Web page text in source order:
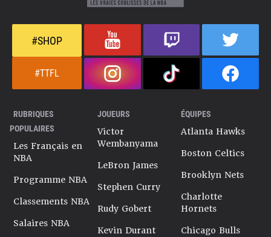
#SHOP
#TTFL
RUBRIQUES
POPULAIRES
Les Français en
NBA
Programme NBA
Classements NBA
Salaires NBA
JOUEURS
Victor
Wembanyama
LeBron James
Stephen Curry
Rudy Gobert
Kevin Durant
ÉQUIPES
Atlanta Hawks
Boston Celtics
Brooklyn Nets
Charlotte
Hornets
Chicago Bulls